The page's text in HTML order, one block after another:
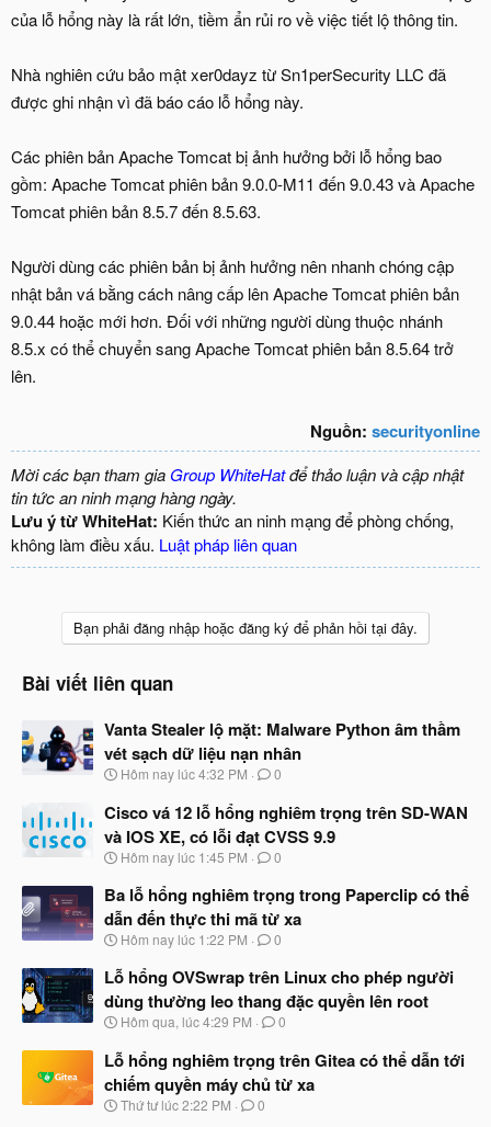
của lỗ hổng này là rất lớn, tiềm ẩn rủi ro về việc tiết lộ thông tin.
Nhà nghiên cứu bảo mật xer0dayz từ Sn1perSecurity LLC đã
được ghi nhận vì đã báo cáo lỗ hổng này.
Các phiên bản Apache Tomcat bị ảnh hưởng bởi lỗ hổng bao
gồm: Apache Tomcat phiên bản 9.0.0-M11 đến 9.0.43 và Apache
Tomcat phiên bản 8.5.7 đến 8.5.63.
Người dùng các phiên bản bị ảnh hưởng nên nhanh chóng cập
nhật bản vá bằng cách nâng cấp lên Apache Tomcat phiên bản
9.0.44 hoặc mới hơn. Đối với những người dùng thuộc nhánh
8.5.x có thể chuyển sang Apache Tomcat phiên bản 8.5.64 trở
lên.
Nguồn: securityonline
Mời các bạn tham gia Group WhiteHatđể thảo luận và cập nhật
tin tức an ninh mạng hàng ngày.
Lưu ý từ WhiteHat: Kiến thức an ninh mạng để phòng chống,
không làm điều xấu. Luật pháp liên quan
Bạn phải đăng nhập hoặc đăng ký để phản hồi tại đây.
Bài viết liên quan
Vanta Stealer lộ mặt: Malware Python âm thầm
vét sạch dữ liệu nạn nhân
N
à
y
b
ắ
đ
ầ
u
Hôm nay lúc 4:32 PM 0
Cisco vá 12 lỗ hổng nghiêm trọng trên SD-WAN
và IOS XE, có lỗi đạt CVSS 9.9
N
à
y
b
ắ
đ
ầ
u
Hôm nay lúc 1:45 PM 0
Ba lỗ hổng nghiêm trọng trong Paperclip có thể
dẫn đến thực thi mã từ xa
N
à
b
ắ
đ
ầ
u
Hôm nay lúc 1:22 PM 0
Lỗ hổng OVSwrap trên Linux cho phép người
dùng thường leo thang đặc quyền lên root
N
à
y
b
ắ
Hôm qua, lúc 4:29 PM 0
Lỗ hổng nghiêm trọng trên Gitea có thể dẫn tới
chiếm quyền máy chủ từ xa
N
Thứ tư lúc 2:22 PM 0